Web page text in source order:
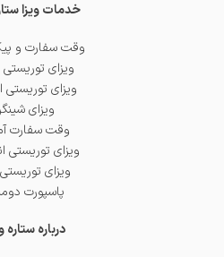
خدمات ویزا
وقت سفارت و
ویزای توریستی
ویزای توریستی
ویزای
وقت سفارت
ویزای توریستی
ویزای
پاسپورت
درباره